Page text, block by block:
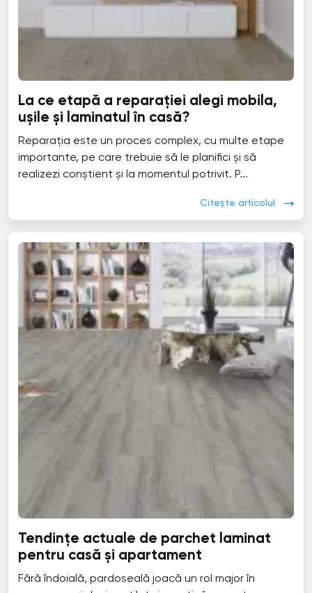
La ce etapă a reparației alegi mobila,
ușile și laminatul în casă?
Reparația este un proces complex, cu multe etape
importante, pe care trebuie să le planifici și să
realizezi conștient și la momentul potrivit. P...
Citește articolul
Tendințe actuale de parchet laminat
pentru casă și apartament
Fără îndoială, pardoseală joacă un rol major în